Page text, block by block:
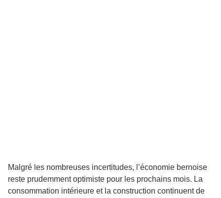
Malgré les nombreuses incertitudes, l’économie bernoise
reste prudemment optimiste pour les prochains mois. La
consommation intérieure et la construction continuent de